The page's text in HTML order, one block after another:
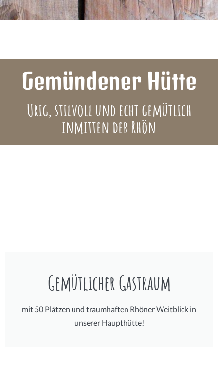
Gemündener Hütte
Urig, stilvoll und echt gemütlich
inmitten der Rhön
Gemütlicher Gastraum
mit 50 Plätzen und traumhaften Rhöner Weitblick in
unserer Haupthütte!